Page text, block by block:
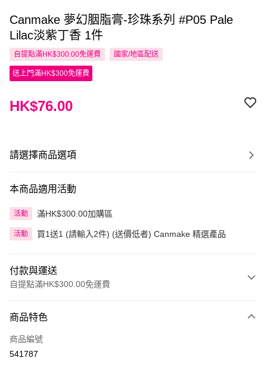
Canmake 夢幻胭脂膏-珍珠系列 #P05 Pale
Lilac淡紫丁香 1件
自提點滿HK$300.00免運費 國家/地區配送
送上門滿HK$300免運費
HK$76.00
請選擇商品選項
本商品適用活動
活動 滿HK$300.00加購區
活動 買1送1 (請輸入2件) (送價低者) Canmake 精選產品
付款與運送
自提點滿HK$300.00免運費
信用卡
Apple Pay
商品特色
商品編號
541787